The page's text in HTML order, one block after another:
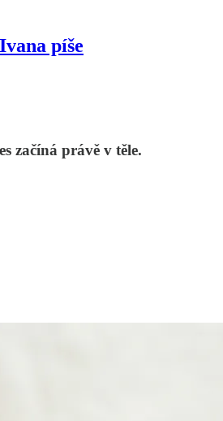
Ivana píše
začíná právě v těle.